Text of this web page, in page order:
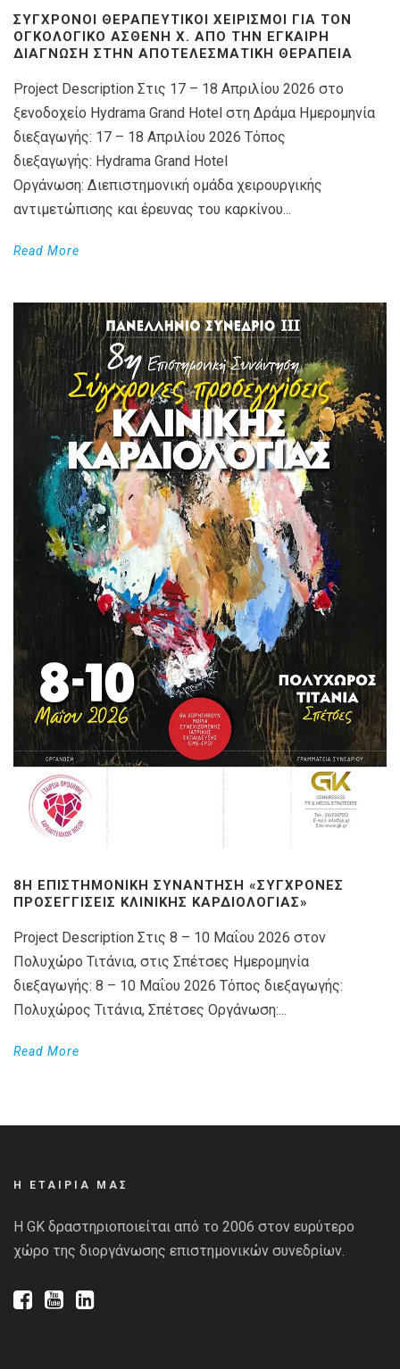
ΣΎΓΧΡΟΝΟΙ ΘΕΡΑΠΕΥΤΙΚΟΊ ΧΕΙΡΙΣΜΟΊ ΓΙΑ ΤΟΝ
ΟΓΚΟΛΟΓΙΚΌ ΑΣΘΕΝΉ X. ΑΠΌ ΤΗΝ ΈΓΚΑΙΡΗ
ΔΙΆΓΝΩΣΗ ΣΤΗΝ ΑΠΟΤΕΛΕΣΜΑΤΙΚΉ ΘΕΡΑΠΕΊΑ
Project Description Στις 17 – 18 Απριλίου 2026 στο
ξενοδοχείο Hydrama Grand Hotel στη Δράμα Ημερομηνία
διεξαγωγής: 17 – 18 Απριλίου 2026 Τόπος
διεξαγωγής: Hydrama Grand Hotel
Οργάνωση: Διεπιστημονική ομάδα χειρουργικής
αντιμετώπισης και έρευνας του καρκίνου...
Read More
8Η ΕΠΙΣΤΗΜΟΝΙΚΉ ΣΥΝΆΝΤΗΣΗ «ΣΎΓΧΡΟΝΕΣ
ΠΡΟΣΕΓΓΊΣΕΙΣ ΚΛΙΝΙΚΉΣ ΚΑΡΔΙΟΛΟΓΊΑΣ»
Project Description Στις 8 – 10 Μαΐου 2026 στον
Πολυχώρο Τιτάνια, στις Σπέτσες Ημερομηνία
διεξαγωγής: 8 – 10 Μαΐου 2026 Τόπος διεξαγωγής:
Πολυχώρος Τιτάνια, Σπέτσες Οργάνωση:...
Read More
Η ΕΤΑΙΡΙΑ ΜΑΣ
Η GK δραστηριοποιείται από το 2006 στον ευρύτερο
χώρο της διοργάνωσης επιστημονικών συνεδρίων.